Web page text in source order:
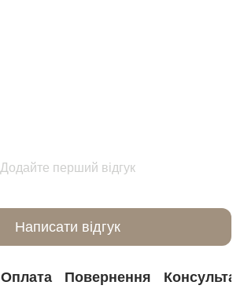
Додайте перший відгук
Написати відгук
Оплата Повернення